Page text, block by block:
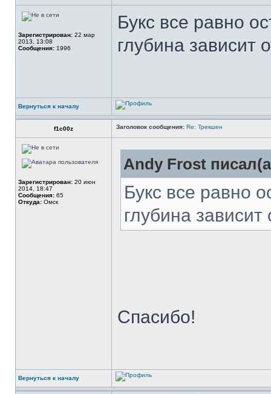
Зарегистрирован: 22 мар
2013, 13:08
Сообщения: 1996
Букс все равно
глубина зависит
Вернуться к началу
f1c00z Заголовок сообщения: Re: Трекшен
Зарегистрирован: 20 июн
2014, 18:47
Сообщения: 65
Откуда: Омск
Andy Frost
Букс все равно
глубина зависит
Спасибо!
Вернуться к началу